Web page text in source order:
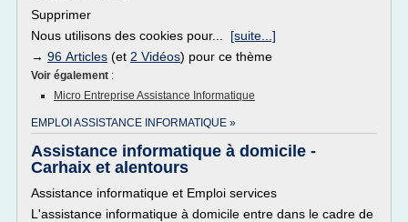
Supprimer
Nous utilisons des cookies pour... [suite...]
→ 96 Articles (et 2 Vidéos) pour ce thème
Voir également :
Micro Entreprise Assistance Informatique
EMPLOI ASSISTANCE INFORMATIQUE »
Assistance informatique à domicile -
Carhaix et alentours
Assistance informatique et Emploi services
L'assistance informatique à domicile entre dans le cadre de